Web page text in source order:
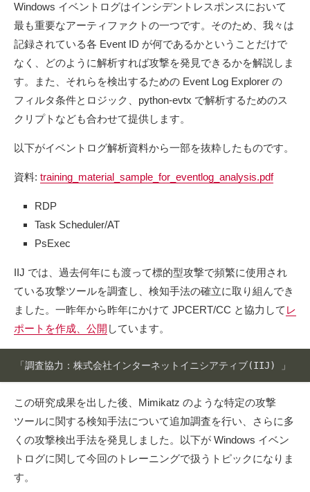
Windows イベントログはインシデントレスポンスにおいて
最も重要なアーティファクトの一つです。そのため、我々は
記録されている各 Event ID が何であるかということだけで
なく、どのように解析すれば攻撃を発見できるかを解説しま
す。また、それらを検出するための Event Log Explorer の
フィルタ条件とロジック、python-evtx で解析するためのス
クリプトなども合わせて提供します。
以下がイベントログ解析資料から一部を抜粋したものです。
資料: training_material_sample_for_eventlog_analysis.pdf
RDP
Task Scheduler/AT
PsExec
IIJ では、過去何年にも渡って標的型攻撃で頻繁に使用され
ている攻撃ツールを調査し、検知手法の確立に取り組んでき
ました。一昨年から昨年にかけて JPCERT/CC と協力して レ
ポートを作成、公開 しています。
「調査協力：株式会社インターネットイニシアティブ(IIJ) 」
この研究成果を出した後、Mimikatz のような特定の攻撃
ツールに関する検知手法について追加調査を行い、さらに多
くの攻撃検出手法を発見しました。以下が Windows イベン
トログに関して今回のトレーニングで扱うトピックになりま
す。